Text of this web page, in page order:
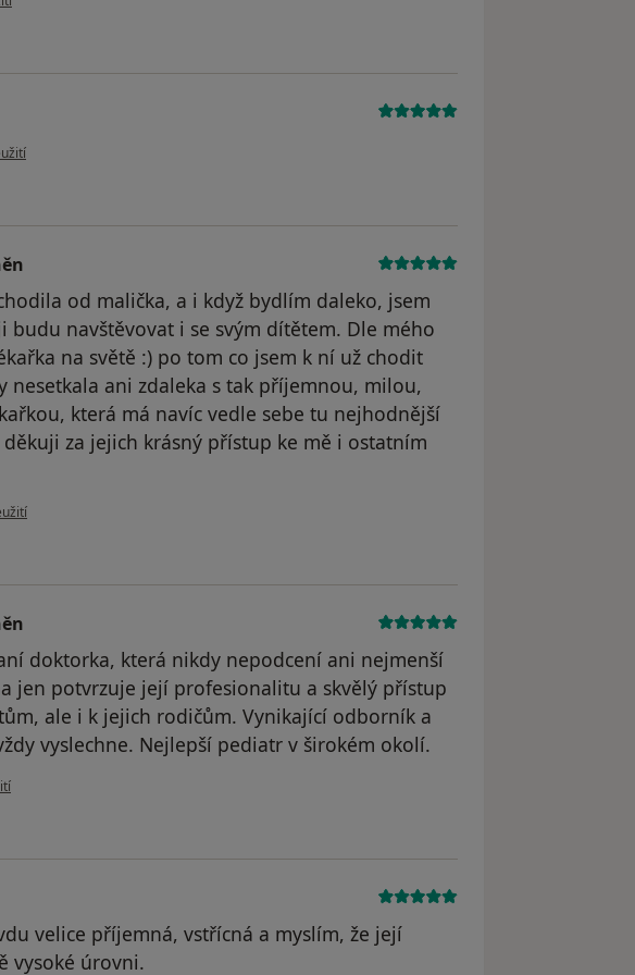
Pacient
od malička, a i když bydlím daleko, jsem
budu navštěvovat i se svým dítětem. Dle mého
na světě :) po tom co jsem k ní už chodit
nesetkala ani zdaleka s tak příjemnou, milou,
která má navíc vedle sebe tu nejhodnější
za jejich krásný přístup ke mě i ostatním
uživatele Váš účet byl odstraněn
doktorka, která nikdy nepodcení ani nejmenší
jen potvrzuje její profesionalitu a skvělý přístup
ale i k jejich rodičům. Vynikající odborník a
vyslechne. Nejlepší pediatr v širokém okolí.
Váš účet byl odstraněn
velice příjemná, vstřícná a myslím, že její
vysoké úrovni.